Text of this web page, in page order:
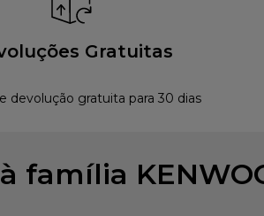
Gratuitas
devolução gratuita para 30 dias
família